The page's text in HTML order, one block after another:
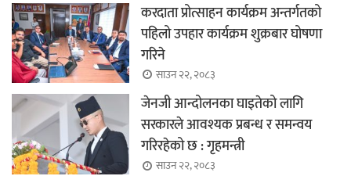
करदाता प्रोत्साहन कार्यक्रम अन्तर्गतको
पहिलो उपहार कार्यक्रम शुक्रबार घोषणा
गरिने
साउन २२, २०८३
जेनजी आन्दोलनका घाइतेको लागि
सरकारले आवश्यक प्रबन्ध र समन्वय
गरिरहेको छ : गृहमन्त्री
साउन २२, २०८३